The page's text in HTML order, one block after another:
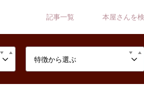
記事一覧 本屋さんを
特徴から選ぶ